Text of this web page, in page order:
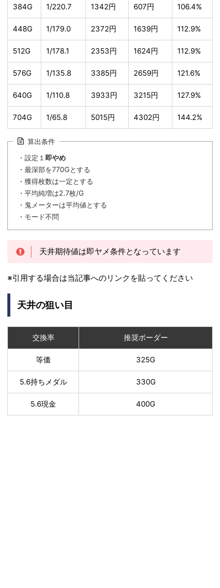
384G 1/220.7 1342円 607円 106.4%
448G 1/179.0 2372円 1639円 112.9%
512G 1/178.1 2353円 1624円 112.9%
576G 1/135.8 3385円 2659円 121.6%
640G 1/110.8 3933円 3215円 127.9%
704G 1/65.8 5015円 4302円 144.2%
算出条件
・設定１ 即やめ
・最深部を770Gとする
・獲得枚数は一定とする
・平均純増は2.7枚/G
・鬼メーターは平均値とする
・モード不問
天井期待値は即ヤメ条件となっています
※引用する場合は当記事へのリンクを貼ってください
天井の狙い目
交換率 推奨ボーダー
等価 325G
5.6持ちメダル 330G
5.6現金 400G